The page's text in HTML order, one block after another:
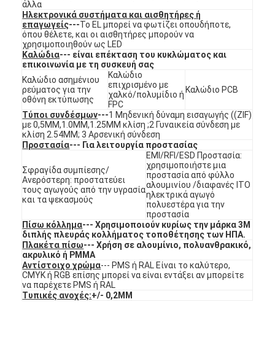
Διακόπτης μεμβρανών οδηγήσεων
Αφής διακόπτης μεμβρανών
Διακόπτης μεμβρανών FPC
Αδιάβροχος διακόπτης μεμβρανών
Διακόπτης μεμβράνης ψηφιακής εκτύπωσης
διακόπτης μεμβράνης με φωτισμό από πίσω
Γραφική επικάλυψη
Ιατρικός διακόπτης μεμβρανών
Διακόπτης επίπεδης μεμβράνης
Διακόπτης μεμβράνης ESD
άλλα
Ηλεκτρονικά συστήματα και αισθητήρες ή
επαγωγείς---Το EL μπορεί να φωτίζει οπουδήποτε,
όπου θέλετε, και οι αισθητήρες μπορούν να
χρησιμοποιηθούν ως LED
Καλώδια--- είναι επέκταση του κυκλώματος και
επικοινωνία με τη συσκευή σας
Καλώδιο ασημένιου
ρεύματος για την
οθόνη εκτύπωσης
Καλώδιο
επιχρισμένο με
χαλκό/πολυμίδιο ή
FPC
Καλώδιο PCB
Τύποι συνδέσμων---1 Μηδενική δύναμη εισαγωγής ((ZIF)
με 0,5MM,1.0MM,1.25MM κλίση ;2 Γυναικεία σύνδεση με
κλίση 2.54MM; 3 Αρσενική σύνδεση
Προστασία--- Για λειτουργία προστασίας
Σφραγίδα συμπίεσης/
Ανερόστερη: προστατεύει
τους αγωγούς από την υγρασία
και τα ψεκασμούς
EMI/RFI/ESD Προστασία:
χρησιμοποιήστε μια
προστασία από φύλλο
αλουμινίου /διαφανές ITO
ηλεκτρικά αγωγό
πολυεστέρα για την
προστασία
Πίσω κόλλημα--- Χρησιμοποιούν κυρίως την μάρκα 3M
διπλής πλευράς κολλήματος τοποθέτησης των ΗΠΑ.
Πλακέτα πίσω--- Χρήση σε αλουμίνιο, πολυανθρακικό,
ακρυλικό ή PMMA
Αντίστοιχο χρώμα--- PMS ή RAL Είναι το καλύτερο,
CMYK ή RGB επίσης μπορεί να είναι εντάξει αν μπορείτε
να παρέχετε PMS ή RAL
Τυπικές ανοχές:+/- 0,2MM